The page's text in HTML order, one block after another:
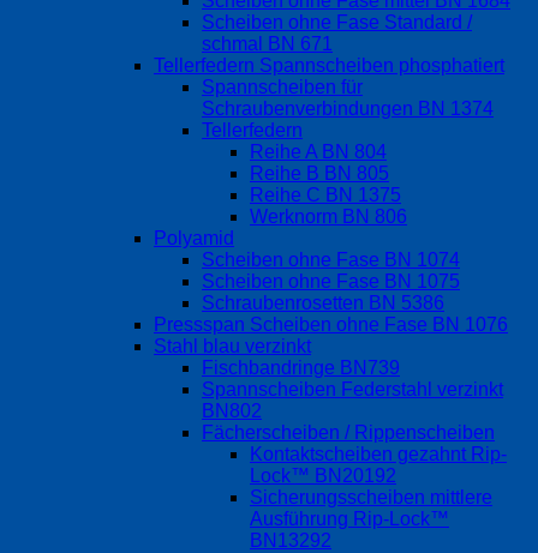
Scheiben ohne Fase Standard /
schmal BN 671
Tellerfedern Spannscheiben phosphatiert
Spannscheiben für
Schraubenverbindungen BN 1374
Tellerfedern
Reihe A BN 804
Reihe B BN 805
Reihe C BN 1375
Werknorm BN 806
Polyamid
Scheiben ohne Fase BN 1074
Scheiben ohne Fase BN 1075
Schraubenrosetten BN 5386
Pressspan Scheiben ohne Fase BN 1076
Stahl blau verzinkt
Fischbandringe BN739
Spannscheiben Federstahl verzinkt
BN802
Fächerscheiben / Rippenscheiben
Kontaktscheiben gezahnt Rip-
Lock™ BN20192
Sicherungsscheiben mittlere
Ausführung Rip-Lock™
BN13292